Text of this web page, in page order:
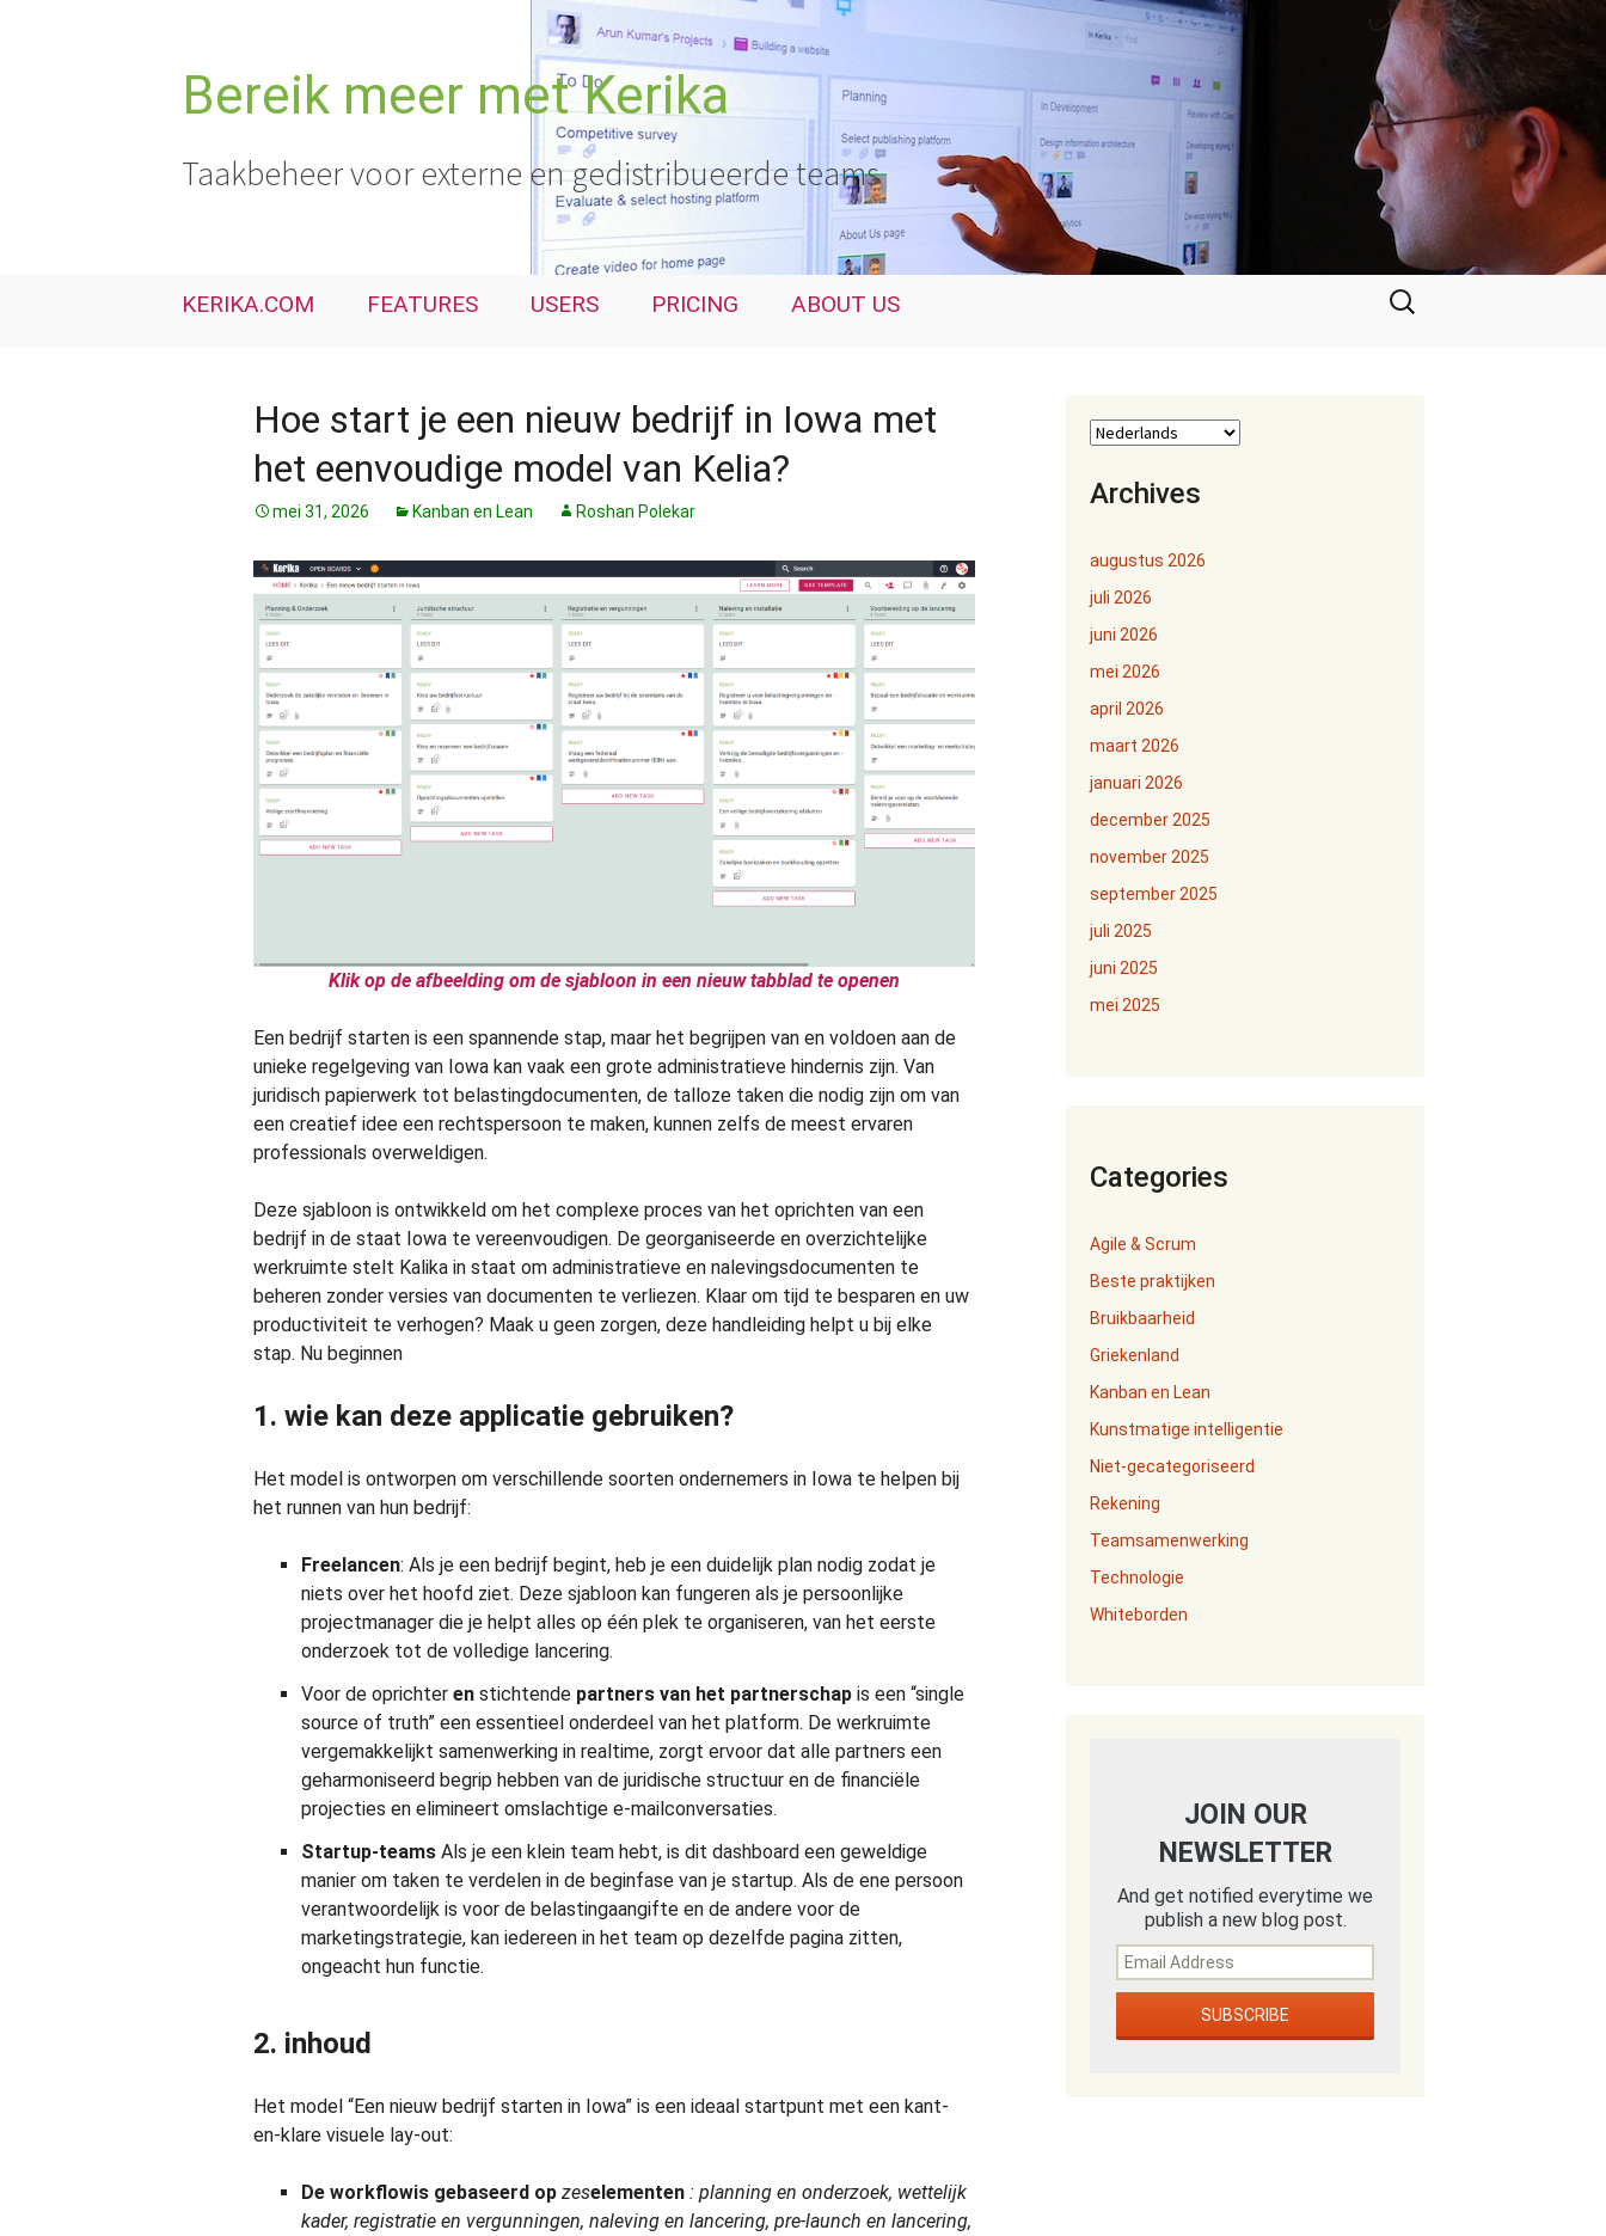
Bereik meer met Kerika
Taakbeheer voor externe en gedistribueerde teams
KERIKA.COM FEATURES USERS PRICING ABOUT US
Zoeken
naar:
Hoe start je een nieuw bedrijf in Iowa met
het eenvoudige model van Kelia?
mei 31, 2026 Kanban en Lean Roshan Polekar
Klik op de afbeelding om de sjabloon in een nieuw tabblad te openen
Een bedrijf starten is een spannende stap, maar het begrijpen van en voldoen aan de
unieke regelgeving van Iowa kan vaak een grote administratieve hindernis zijn. Van
juridisch papierwerk tot belastingdocumenten, de talloze taken die nodig zijn om van
een creatief idee een rechtspersoon te maken, kunnen zelfs de meest ervaren
professionals overweldigen.
Deze sjabloon is ontwikkeld om het complexe proces van het oprichten van een
bedrijf in de staat Iowa te vereenvoudigen. De georganiseerde en overzichtelijke
werkruimte stelt Kalika in staat om administratieve en nalevingsdocumenten te
beheren zonder versies van documenten te verliezen. Klaar om tijd te besparen en uw
productiviteit te verhogen? Maak u geen zorgen, deze handleiding helpt u bij elke
stap. Nu beginnen
1. wie kan deze applicatie gebruiken?
Het model is ontworpen om verschillende soorten ondernemers in Iowa te helpen bij
het runnen van hun bedrijf:
Freelancen: Als je een bedrijf begint, heb je een duidelijk plan nodig zodat je
niets over het hoofd ziet. Deze sjabloon kan fungeren als je persoonlijke
projectmanager die je helpt alles op één plek te organiseren, van het eerste
onderzoek tot de volledige lancering.
Voor de oprichter en stichtende partners van het partnerschap is een “single
source of truth” een essentieel onderdeel van het platform. De werkruimte
vergemakkelijkt samenwerking in realtime, zorgt ervoor dat alle partners een
geharmoniseerd begrip hebben van de juridische structuur en de financiële
projecties en elimineert omslachtige e-mailconversaties.
Startup-teams Als je een klein team hebt, is dit dashboard een geweldige
manier om taken te verdelen in de beginfase van je startup. Als de ene persoon
verantwoordelijk is voor de belastingaangifte en de andere voor de
marketingstrategie, kan iedereen in het team op dezelfde pagina zitten,
ongeacht hun functie.
2. inhoud
Het model “Een nieuw bedrijf starten in Iowa” is een ideaal startpunt met een kant-
en-klare visuele lay-out:
De workflowis gebaseerd op zeselementen : planning en onderzoek, wettelijk
kader, registratie en vergunningen, naleving en lancering, pre-launch en lancering,
Archives
augustus 2026
juli 2026
juni 2026
mei 2026
april 2026
maart 2026
januari 2026
december 2025
november 2025
september 2025
juli 2025
juni 2025
mei 2025
Categories
Agile & Scrum
Beste praktijken
Bruikbaarheid
Griekenland
Kanban en Lean
Kunstmatige intelligentie
Niet-gecategoriseerd
Rekening
Teamsamenwerking
Technologie
Whiteborden
JOIN OUR
NEWSLETTER
And get notified everytime we
publish a new blog post.